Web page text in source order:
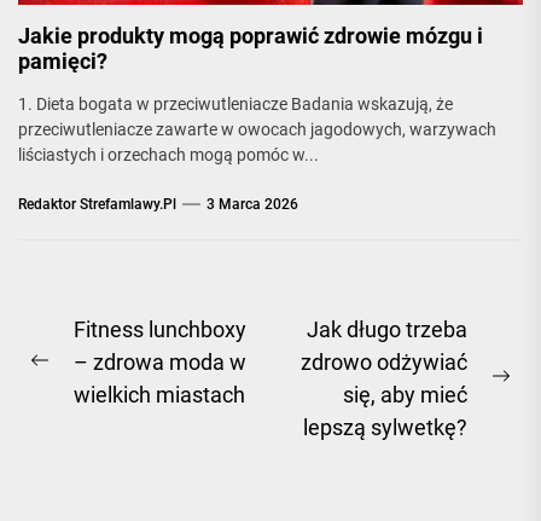
Jakie produkty mogą poprawić zdrowie mózgu i
pamięci?
1. Dieta bogata w przeciwutleniacze Badania wskazują, że
przeciwutleniacze zawarte w owocach jagodowych, warzywach
liściastych i orzechach mogą pomóc w...
Redaktor Strefamlawy.pl 3 Marca 2026
Nawigacja
wpisu
Previous
Fitness lunchboxy
– zdrowa moda w
wielkich miastach
Jak długo trzeba
zdrowo odżywiać
się, aby mieć
lepszą sylwetkę?